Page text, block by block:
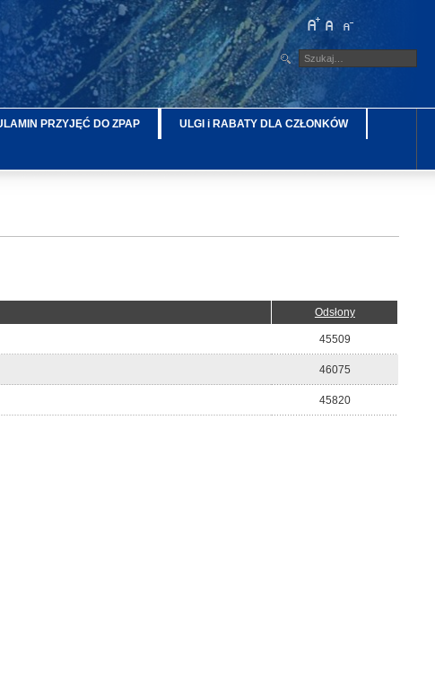
PRZYJĘĆ DO ZPAP ULGI i RABATY DLA CZŁONKÓW
Odsłony
45509
46075
45820